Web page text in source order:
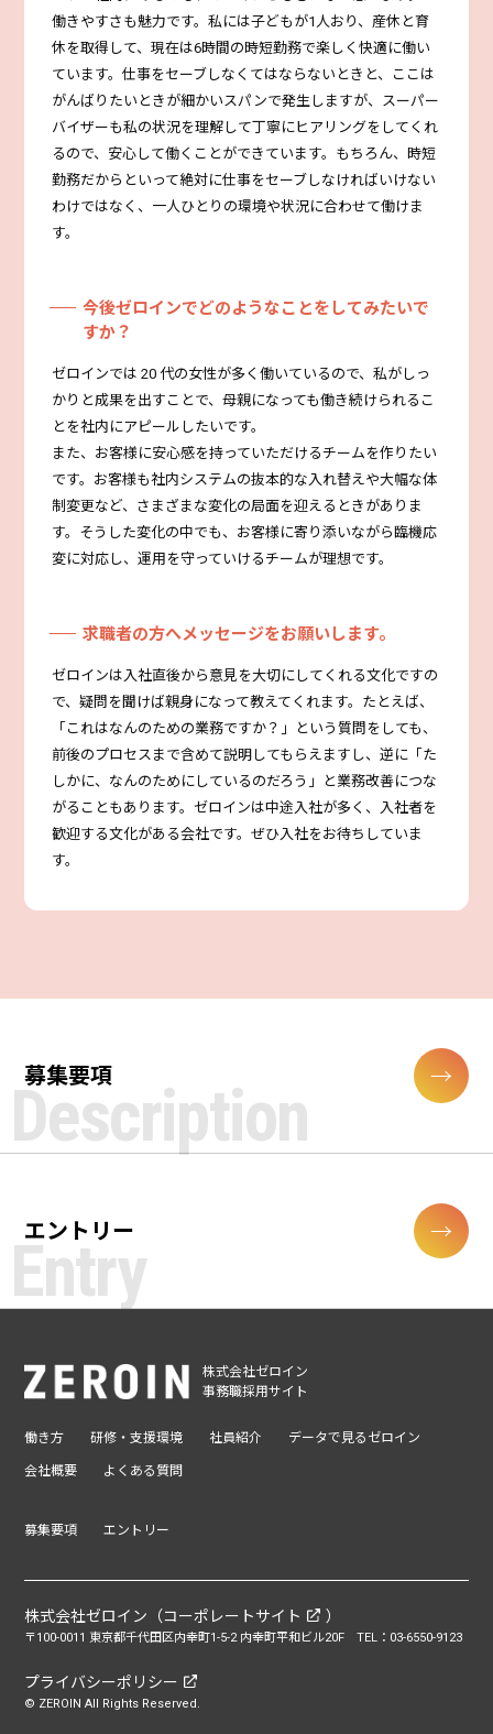
働きやすさも魅力です。私には子どもが1人おり、産休と育
休を取得して、現在は6時間の時短勤務で楽しく快適に働い
ています。仕事をセーブしなくてはならないときと、ここは
がんばりたいときが細かいスパンで発生しますが、スーパー
バイザーも私の状況を理解して丁寧にヒアリングをしてくれ
るので、安心して働くことができています。もちろん、時短
勤務だからといって絶対に仕事をセーブしなければいけない
わけではなく、一人ひとりの環境や状況に合わせて働けま
す。
今後ゼロインでどのようなことをしてみたいで
すか？
ゼロインでは 20 代の女性が多く働いているので、私がしっ
かりと成果を出すことで、母親になっても働き続けられるこ
とを社内にアピールしたいです。
また、お客様に安心感を持っていただけるチームを作りたい
です。お客様も社内システムの抜本的な入れ替えや大幅な体
制変更など、さまざまな変化の局面を迎えるときがありま
す。そうした変化の中でも、お客様に寄り添いながら臨機応
変に対応し、運用を守っていけるチームが理想です。
求職者の方へメッセージをお願いします。
ゼロインは入社直後から意見を大切にしてくれる文化ですの
で、疑問を聞けば親身になって教えてくれます。たとえば、
「これはなんのための業務ですか？」という質問をしても、
前後のプロセスまで含めて説明してもらえますし、逆に「た
しかに、なんのためにしているのだろう」と業務改善につな
がることもあります。ゼロインは中途入社が多く、入社者を
歓迎する文化がある会社です。ぜひ入社をお待ちしていま
す。
募集要項
エントリー
株式会社ゼロイン
事務職採用サイト
働き方 研修・支援環境 社員紹介 データで見るゼロイン
会社概要 よくある質問
募集要項 エントリー
株式会社ゼロイン（コーポレートサイト ）
〒100-0011 東京都千代田区内幸町1-5-2 内幸町平和ビル20F TEL：03-6550-9123
プライバシーポリシー
©︎ ZEROIN All Rights Reserved.